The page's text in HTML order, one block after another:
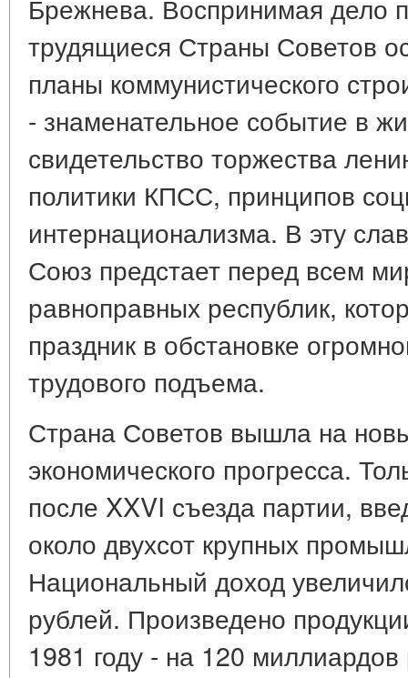
Брежнева. Воспринимая дело
трудящиеся Страны Советов
планы коммунистического
- знаменательное событие в
свидетельство торжества
политики КПСС, принципов
интернационализма. В эту
Союз предстает перед всем
равноправных республик,
праздник в обстановке
трудового подъема.
Страна Советов вышла на
экономического прогресса.
после XXVI съезда партии,
около двухсот крупных
Национальный доход
рублей. Произведено
1981 году - на 120